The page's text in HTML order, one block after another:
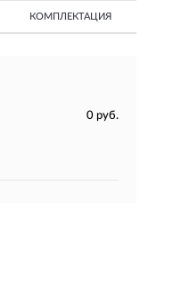
КОМПЛЕКТАЦИЯ
0 руб.